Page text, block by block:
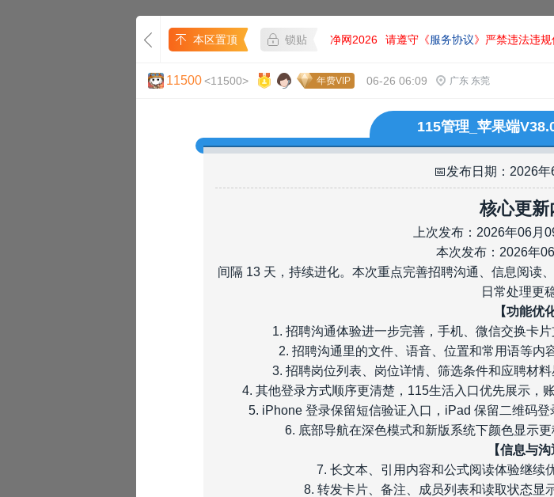
本区置顶 锁贴 净网2026 请遵守《服务协议》严禁违法违规
11500<11500> 年费VIP 06-26 06:09 广东 东莞
115管理_苹果端
📅发布日期：2026
核心更新
上次发布：2026年06月
本次发布：2026年
间隔 13 天，持续进化。本次重点完善招聘沟通、信息阅读
日常处理更
【功能优
1. 招聘沟通体验进一步完善，手机、微信交换卡
2. 招聘沟通里的文件、语音、位置和常用语等内
3. 招聘岗位列表、岗位详情、筛选条件和应聘材
4. 其他登录方式顺序更清楚，115生活入口优先展示，
5. iPhone 登录保留短信验证入口，iPad 保留二维码
6. 底部导航在深色模式和新版系统下颜色显示
【信息与沟
7. 长文本、引用内容和公式阅读体验继续
8. 转发卡片、备注、成员列表和读取状态显